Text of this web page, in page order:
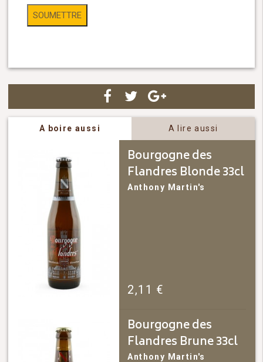
A boire aussi A lire aussi
Bourgogne des
Flandres Blonde 33cl
Anthony Martin's
2,11 €
Bourgogne des
Flandres Brune 33cl
Anthony Martin's